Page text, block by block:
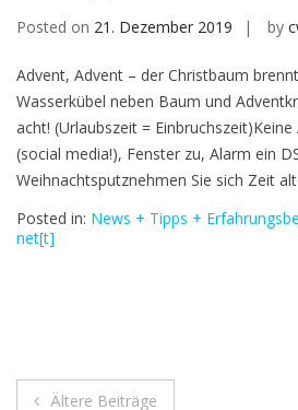
Posted on 21. Dezember 2019 by
Advent, Advent – der Christbaum
Wasserkübel neben Baum und
acht! (Urlaubszeit =
(social media!), Fenster zu, Alarm ein
Weihnachtsputznehmen Sie sich Zeit
Posted in: News + Tipps +
net[t]
Ältere Beiträge